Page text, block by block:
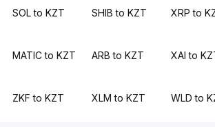
SOL to KZT SHIB to KZT XRP to
MATIC to KZT ARB to KZT XAI to
ZKF to KZT XLM to KZT WLD to